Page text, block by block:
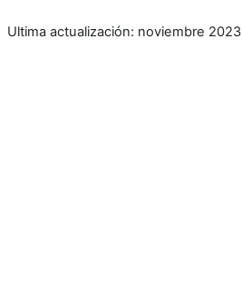
Ultima actualización: noviembre 2023